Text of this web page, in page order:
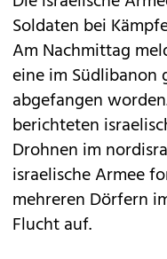
Soldaten bei
Am Nachmittag
eine im Südlibanon
abgefangen
berichteten
Drohnen im
israelische Armee
mehreren Dörfern
Flucht auf.